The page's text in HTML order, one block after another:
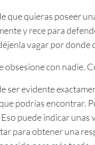
que quieras poseer
y rece para
vagar por donde
obsesione con nadie.
ser evidente
podrías encontrar.
puede indicar unas
para obtener una